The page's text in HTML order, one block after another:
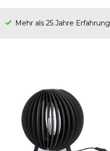
Mehr als 25 Jahre Erfahrung